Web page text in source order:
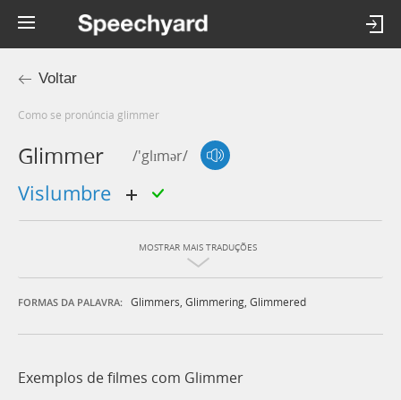
Voltar
Como se pronúncia glimmer
Glimmer /'glɪmər/
vislumbre
MOSTRAR MAIS TRADUÇÕES
FORMAS DA PALAVRA: Glimmers, Glimmering, Glimmered
Exemplos de filmes com Glimmer